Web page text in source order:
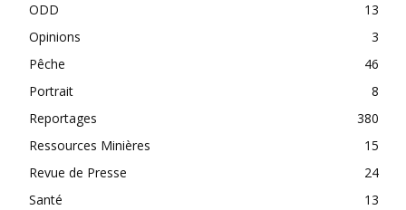
ODD
13
Opinions
3
Pêche
46
Portrait
8
Reportages
380
Ressources Minières
15
Revue de Presse
24
Santé
13